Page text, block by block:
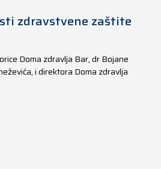
zdravstvene zaštite
Doma zdravlja Bar, dr Bojane
i direktora Doma zdravlja